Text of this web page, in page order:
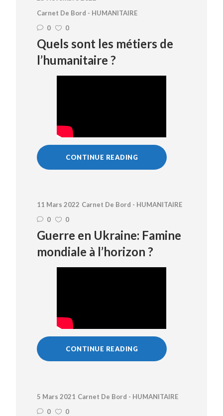
Carnet De Bord - HUMANITAIRE
0
0
Quels sont les métiers de
l’humanitaire ?
CONTINUE READING
11 Mars 2022 Carnet De Bord - HUMANITAIRE
0
0
Guerre en Ukraine: Famine
mondiale à l’horizon ?
CONTINUE READING
5 Mars 2021 Carnet De Bord - HUMANITAIRE
0
0